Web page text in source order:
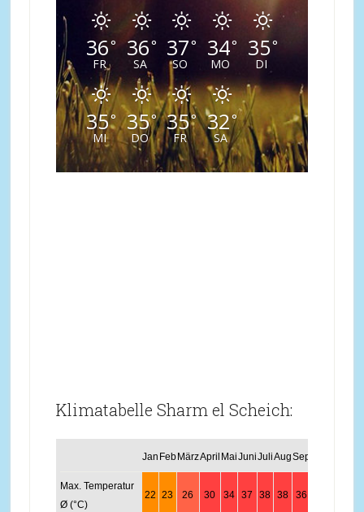
36°
FR
36°
SA
37°
SO
34°
MO
35°
DI
35°
MI
35°
DO
35°
FR
32°
SA
Klimatabelle Sharm el Scheich:
Jan Feb MärzApril MaiJuniJuliAugSep
Max. Temperatur
Ø (°C)
22 23 26 30 34 37 38 38 36